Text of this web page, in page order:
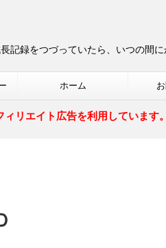
記録をつづっていたら、いつの間
ホーム
リエイト広告を利用しています。